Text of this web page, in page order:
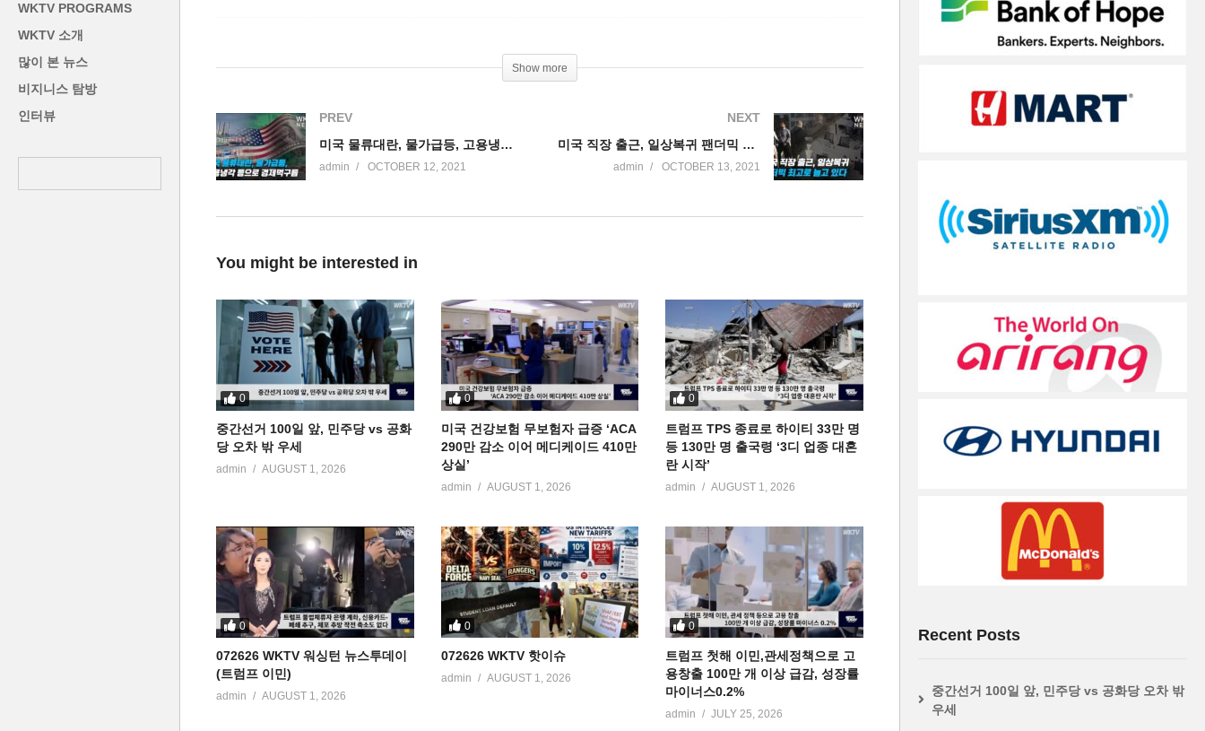
WKTV PROGRAMS
WKTV 소개
많이 본 뉴스
비지니스 탐방
인터뷰
Show more
PREV
미국 물류대란, 물가급등, 고용냉각 등으로 경제먹구름
admin OCTOBER 12, 2021
NEXT
미국 직장 출근, 일상복귀 팬더믹 최고로 늘고 있다
admin OCTOBER 13, 2021
You might be interested in
0
중간선거 100일 앞, 민주당 vs 공화
당 오차 밖 우세
admin AUGUST 1, 2026
0
미국 건강보험 무보험자 급증 ‘ACA
290만 감소 이어 메디케이드 410만
상실’
admin AUGUST 1, 2026
0
트럼프 TPS 종료로 하이티 33만 명
등 130만 명 출국령 ‘3디 업종 대혼
란 시작’
admin AUGUST 1, 2026
0
072626 WKTV 워싱턴 뉴스투데이
(트럼프 이민)
admin AUGUST 1, 2026
0
072626 WKTV 핫이슈
admin AUGUST 1, 2026
0
트럼프 첫해 이민,관세정책으로 고
용창출 100만 개 이상 급감, 성장률
마이너스0.2%
admin JULY 25, 2026
Recent Posts
중간선거 100일 앞, 민주당 vs 공화당 오차 밖
우세